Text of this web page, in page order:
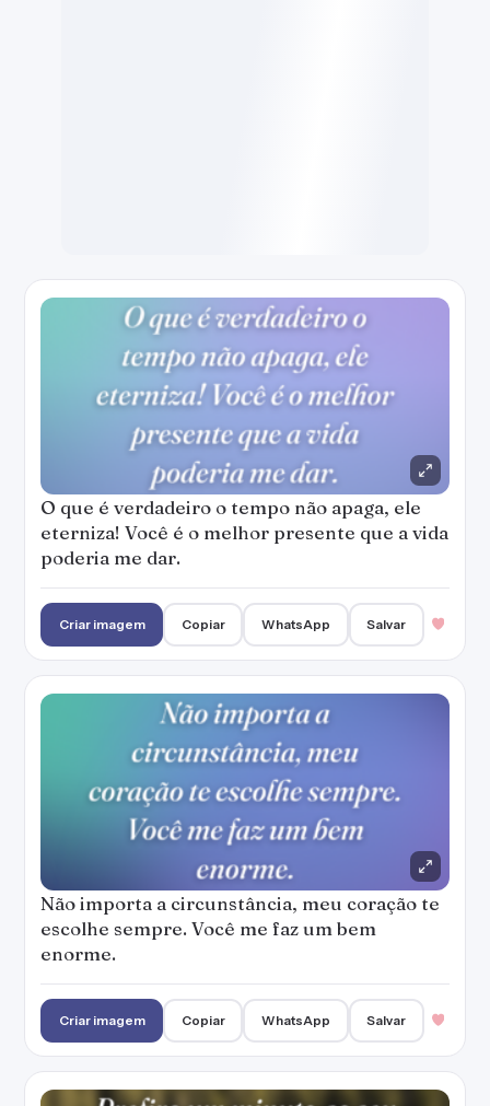
O que é verdadeiro o tempo não apaga, ele
eterniza! Você é o melhor presente que a vida
poderia me dar.
Criar imagem Copiar WhatsApp Salvar
Não importa a circunstância, meu coração te
escolhe sempre. Você me faz um bem
enorme.
Criar imagem Copiar WhatsApp Salvar